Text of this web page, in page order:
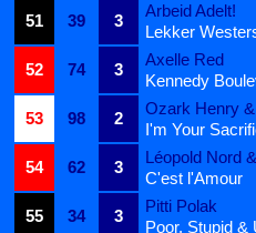
51
39 3
Arbeid Adelt!
Lekker
52
74 3
Axelle Red
Kennedy
53
98 2
Ozark Henry
I'm Your
54
62 3
Léopold Nord
C'est l'Amour
55
34 3
Pitti Polak
Poor, Stupid &